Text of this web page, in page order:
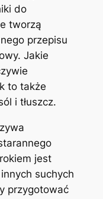
do
tworzą
przepisu
Jakie
to także
i tłuszcz.
jest
suchych
przygotować